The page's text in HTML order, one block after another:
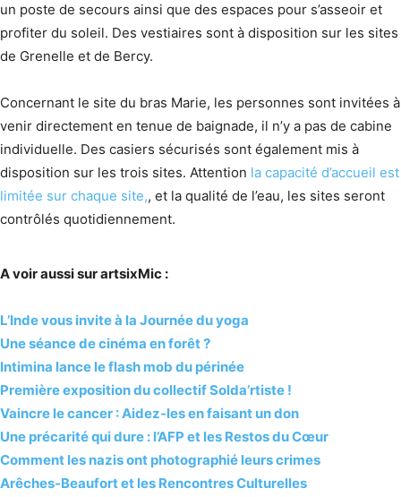
un poste de secours ainsi que des espaces pour s’asseoir et
profiter du soleil. Des vestiaires sont à disposition sur les sites
de Grenelle et de Bercy.
Concernant le site du bras Marie, les personnes sont invitées à
venir directement en tenue de baignade, il n’y a pas de cabine
individuelle. Des casiers sécurisés sont également mis à
disposition sur les trois sites. Attention la capacité d’accueil est
limitée sur chaque site,, et la qualité de l’eau, les sites seront
contrôlés quotidiennement.
A voir aussi sur artsixMic :
L’Inde vous invite à la Journée du yoga
Une séance de cinéma en forêt ?
Intimina lance le flash mob du périnée
Première exposition du collectif Solda’rtiste !
Vaincre le cancer : Aidez-les en faisant un don
Une précarité qui dure : l’AFP et les Restos du Cœur
Comment les nazis ont photographié leurs crimes
Arêches-Beaufort et les Rencontres Culturelles